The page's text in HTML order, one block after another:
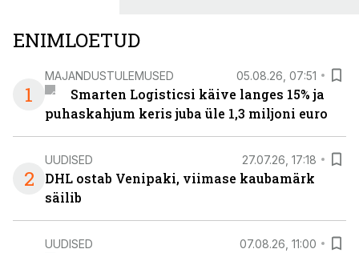
ENIMLOETUD
1
MAJANDUSTULEMUSED 05.08.26, 07:51
Smarten Logisticsi käive langes 15% ja
puhaskahjum keris juba üle 1,3 miljoni euro
2
UUDISED 27.07.26, 17:18
DHL ostab Venipaki, viimase kaubamärk
säilib
UUDISED 07.08.26, 11:00